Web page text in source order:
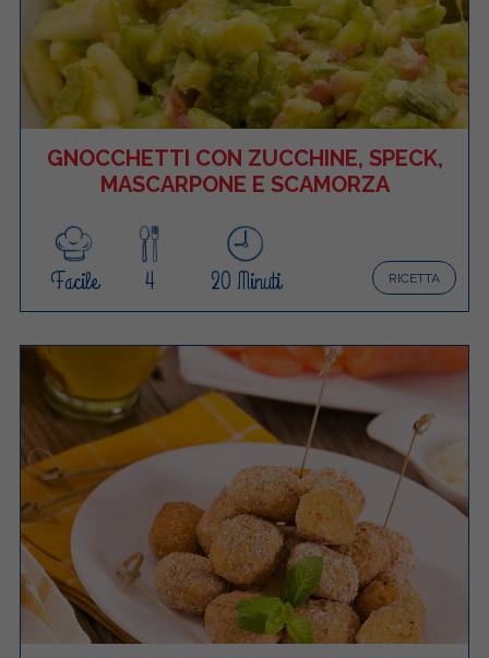
GNOCCHETTI CON ZUCCHINE, SPECK,
MASCARPONE E SCAMORZA
RICETTA
Facile 4 20 Minuti